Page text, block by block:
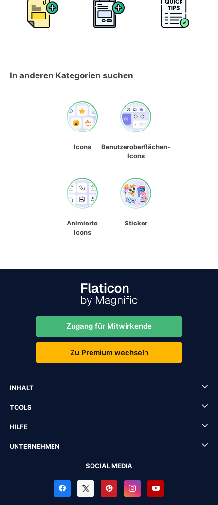
In anderen Kategorien suchen
Icons
Benutzeroberflächen-
Icons
Animierte
Icons
Sticker
Zugang für Mitwirkende
Zu Premium wechseln
INHALT
TOOLS
HILFE
UNTERNEHMEN
SOCIAL MEDIA